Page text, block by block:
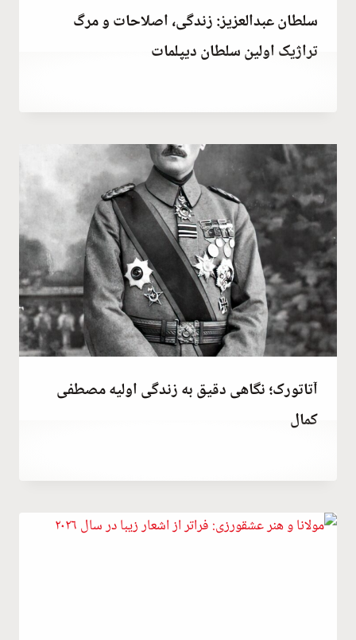
سلطان عبدالعزیز: زندگی، اصلاحات و مرگ
تراژیک اولین سلطان دیپلمات
Hatice
آتاتورک؛ نگاهی دقیق به زندگی اولیه مصطفی
کمال
Hatice